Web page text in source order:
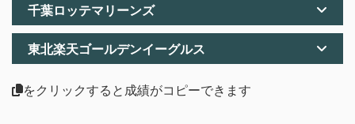
千葉ロッテマリーンズ
東北楽天ゴールデンイーグルス
をクリックすると成績がコピーできます